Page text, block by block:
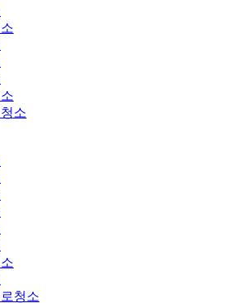
소
청소